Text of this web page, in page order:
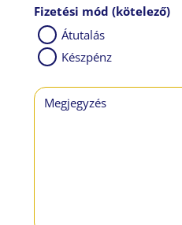
Fizetési mód (kötelező)
Átutalás
Készpénz
Megjegyzés